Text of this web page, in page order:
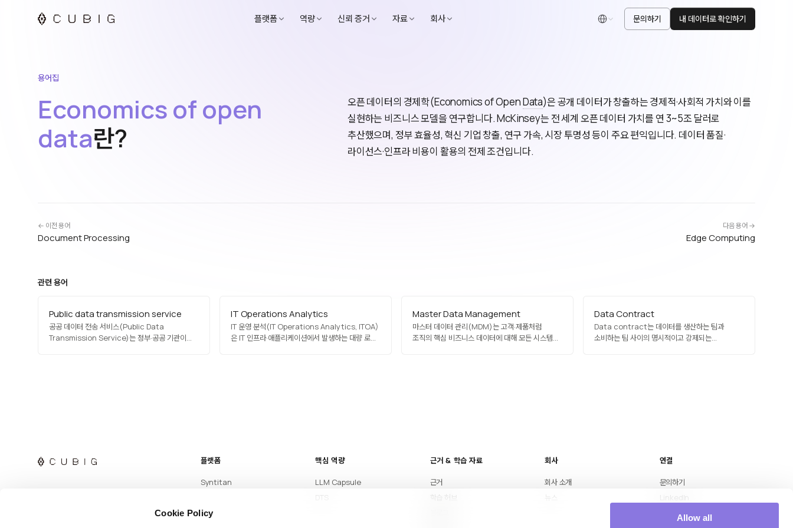
Cookie Policy
Allow all
플랫폼 역량 신뢰 증거 자료 회사 한국어 문의하기 내 데이터로 확인하기
용어집
Economics of open
data란?
오픈 데이터의 경제학(Economics of OpenData)은 공개 데이터가 창출하는 경제적·사회적 가치와 이를
실현하는 비즈니스 모델을 연구합니다. McKinsey는 전 세계 오픈 데이터 가치를 연 3~5조 달러로
추산했으며, 정부 효율성, 혁신 기업 창출, 연구 가속, 시장 투명성 등이 주요 편익입니다. 데이터 품질·
라이선스·인프라 비용이 활용의 전제 조건입니다.
← 이전 용어
Document Processing
다음 용어 →
Edge Computing
관련 용어
Public data transmission service
공공 데이터 전송 서비스(Public Data
Transmission Service)는 정부·공공 기관이
IT Operations Analytics
IT 운영 분석(IT Operations Analytics, ITOA)
은 IT 인프라·애플리케이션에서 발생하는 대량 로그·
Master Data Management
마스터 데이터 관리(MDM)는 고객·제품처럼
조직의 핵심 비즈니스 데이터에 대해 모든 시스템에
Data Contract
Data contract는 데이터를 생산하는 팀과
소비하는 팀 사이의 명시적이고 강제되는
플랫폼
Syntitan
핵심 역량
LLM Capsule
DTS
근거 & 학습 자료
근거
학습 허브
회사
회사 소개
뉴스
연결
문의하기
Medium